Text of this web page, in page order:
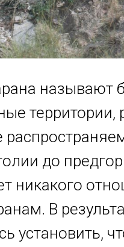
называют
до
никакого
В
установить,